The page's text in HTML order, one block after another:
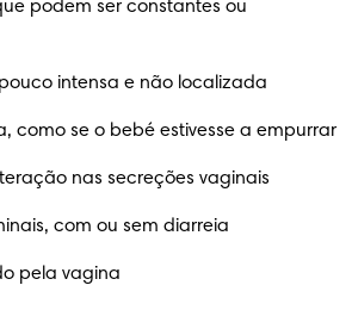
podem ser constantes ou
intensa e não localizada
como se o bebé estivesse a empurrar
nas secreções vaginais
com ou sem diarreia
pela vagina